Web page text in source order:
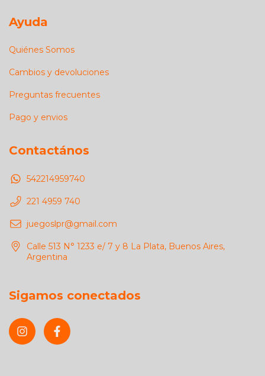
Ayuda
Quiénes Somos
Cambios y devoluciones
Preguntas frecuentes
Pago y envios
Contactános
542214959740
221 4959 740
juegoslpr@gmail.com
Calle 513 N° 1233 e/ 7 y 8 La Plata, Buenos Aires,
Argentina
Sigamos conectados